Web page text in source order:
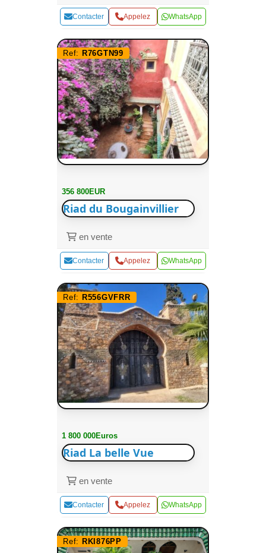
Contacter Appelez WhatsApp
Ref: R76GTN99
356 800EUR
Riad du Bougainvillier
en vente
Contacter Appelez WhatsApp
Ref: R556GVFRR
1 800 000Euros
Riad La belle Vue
en vente
Contacter Appelez WhatsApp
Ref: RKI876PP